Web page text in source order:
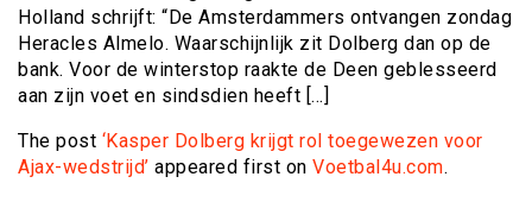
Holland schrijft: “De Amsterdammers ontvangen zondag
Heracles Almelo. Waarschijnlijk zit Dolberg dan op de
bank. Voor de winterstop raakte de Deen geblesseerd
aan zijn voet en sindsdien heeft […]
The post ‘Kasper Dolberg krijgt rol toegewezen voor
Ajax-wedstrijd’ appeared first on Voetbal4u.com.